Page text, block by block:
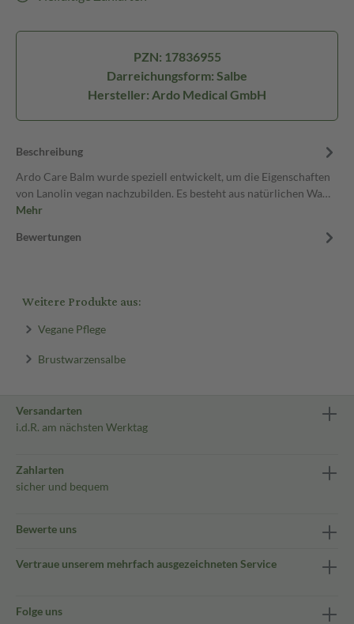
PZN: 17836955
Darreichungsform: Salbe
Hersteller: Ardo Medical GmbH
Beschreibung
Ardo Care Balm wurde speziell entwickelt, um die Eigenschaften
von Lanolin vegan nachzubilden. Es besteht aus natürlichen Wa…
Mehr
Bewertungen
Weitere Produkte aus:
Vegane Pflege
Brustwarzensalbe
Versandarten
i.d.R. am nächsten Werktag
Zahlarten
sicher und bequem
Bewerte uns
Vertraue unserem mehrfach ausgezeichneten Service
Folge uns